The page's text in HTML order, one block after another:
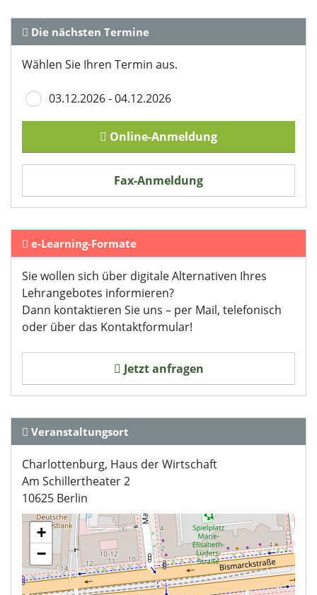
analysieren. Außerdem geben wir Informationen zu Ihrer
Verwendung unserer Website an unsere Partner für
Partner führen diese Informationen möglicherweise mit
haben oder die sie im Rahmen Ihrer Nutzung der Dienste
gesammelt haben. Sie geben Einwilligung zu unseren
Cookies, wenn Sie unsere Webseite weiterhin nutzen.
Datenschutzerklärung
Die nächsten Termine
Wählen Sie Ihren Termin aus.
03.12.2026 - 04.12.2026
Online-Anmeldung
Fax-Anmeldung
e-Learning-Formate
Sie wollen sich über digitale Alternativen Ihres
Lehrangebotes informieren?
Dann kontaktieren Sie uns – per Mail, telefonisch
oder über das Kontaktformular!
Jetzt anfragen
Veranstaltungsort
Charlottenburg, Haus der Wirtschaft
Am Schillertheater 2
10625 Berlin
+
−